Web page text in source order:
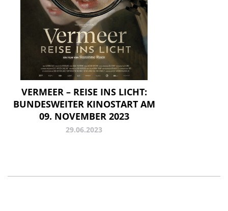
VERMEER – REISE INS LICHT:
BUNDESWEITER KINOSTART AM
09. NOVEMBER 2023
29.06.2023